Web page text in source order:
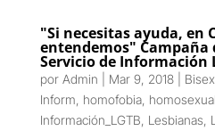
"Si necesitas ayuda, en
entendemos" Campaña
Servicio de Información
por Admin Mar 9, 2018|
Inform homofobia, homosexual
Información_LGTB Lesbianas